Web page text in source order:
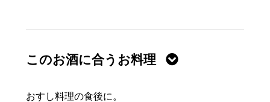
このお酒に合うお料理
おすし料理の食後に。